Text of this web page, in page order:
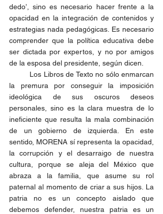
dedo’, sino es necesario hacer frente a la
opacidad en la integración de contenidos y
estrategias nada pedagógicas. Es necesario
comprender que la política educativa debe
ser dictada por expertos, y no por amigos
de la esposa del presidente, según dicen.
la premura por conseguir la imposición
ideológica de sus oscuros deseos
personales, sino es la clara muestra de lo
ineficiente que resulta la mala combinación
de un gobierno de izquierda. En este
sentido, MORENA sí representa la opacidad,
la corrupción y el desarraigo de nuestra
cultura, porque se aleja del México que
abraza a la familia, que asume su rol
paternal al momento de criar a sus hijos. La
patria no es un concepto aislado que
debemos defender, nuestra patria es un